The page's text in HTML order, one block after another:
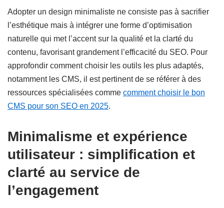
Adopter un design minimaliste ne consiste pas à sacrifier
l’esthétique mais à intégrer une forme d’optimisation
naturelle qui met l’accent sur la qualité et la clarté du
contenu, favorisant grandement l’efficacité du SEO. Pour
approfondir comment choisir les outils les plus adaptés,
notamment les CMS, il est pertinent de se référer à des
ressources spécialisées comme comment choisir le bon
CMS pour son SEO en 2025.
Minimalisme et expérience
utilisateur : simplification et
clarté au service de
l’engagement